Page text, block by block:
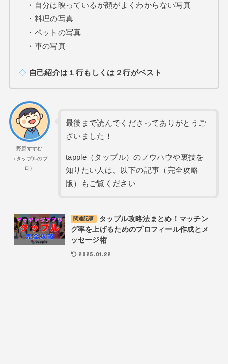
・自分は映っているが顔がよくわからない写真
・料理の写真
・ペットの写真
・車の写真
◇ 自己紹介は１行もしくは２行がベスト
野原すすむ
（タップルのプ
ロ）
最後まで読んでくださってありがとうご
ざいました！
tapple（タップル）のノウハウや裏技を
知りたい人は、以下の記事（完全攻略
版）もご覧ください
関連記事
タップル攻略法まとめ！マッチン
グ率を上げるためのプロフィール作成とメ
ッセージ術
2025.01.22